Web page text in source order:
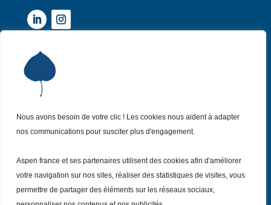
Nous avons besoin de votre clic ! Les cookies nous aident à adapter
nos communications pour susciter plus d'engagement.
Aspen france et ses partenaires utilisent des cookies afin d'améliorer
votre navigation sur nos sites, réaliser des statistiques de visites, vous
permettre de partager des éléments sur les réseaux sociaux,
P Institut Aspen France
P Qui sommes-nous ?
Nos missions
P Nos actualités
P Nos évènements
Inscrivez vousà notre Newsletter